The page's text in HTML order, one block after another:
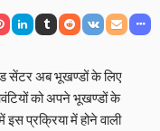
सेंटर अब भूखण्डों के लिए
को अपने भूखण्डों के
इस प्रक्रिया में होने वाली